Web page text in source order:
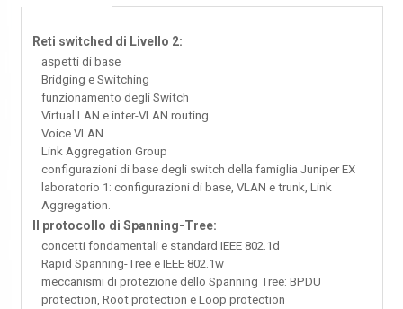
Reti switched di Livello 2:
aspetti di base
Bridging e Switching
funzionamento degli Switch
Virtual LAN e inter-VLAN routing
Voice VLAN
Link Aggregation Group
configurazioni di base degli switch della famiglia Juniper EX
laboratorio 1: configurazioni di base, VLAN e trunk, Link
Aggregation.
Il protocollo di Spanning-Tree:
concetti fondamentali e standard IEEE 802.1d
Rapid Spanning-Tree e IEEE 802.1w
meccanismi di protezione dello Spanning Tree: BPDU
protection, Root protection e Loop protection